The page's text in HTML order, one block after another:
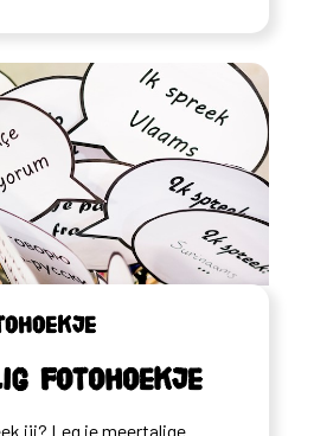
fotohoekje
jij? Leg je meertalige